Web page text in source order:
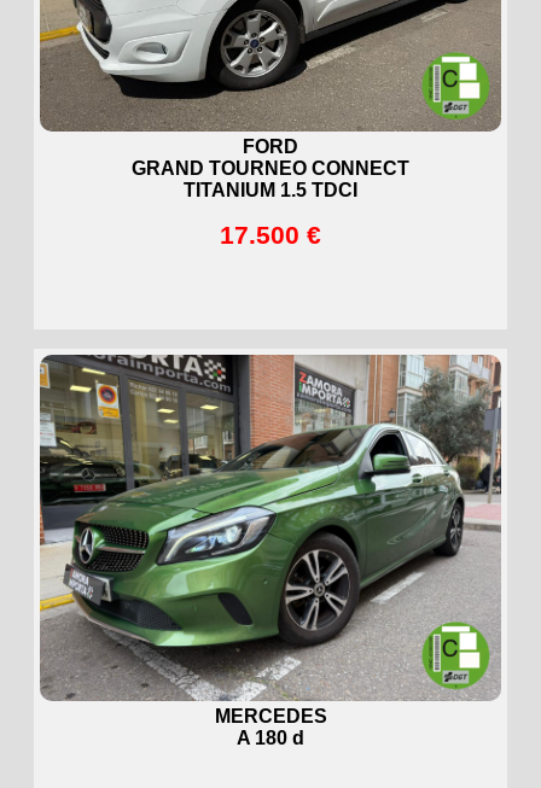
FORD
GRAND TOURNEO CONNECT
TITANIUM 1.5 TDCI
17.500 €
MERCEDES
A 180 d